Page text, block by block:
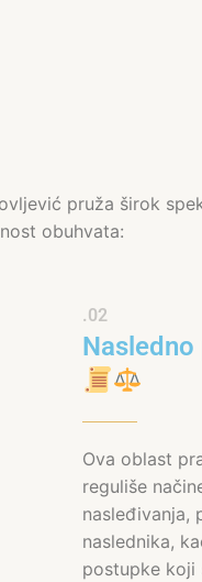
pruža širok
obuhvata:
.02
Nasledno
Ova oblast
reguliše
nasleđivanja,
naslednika,
postupke koji